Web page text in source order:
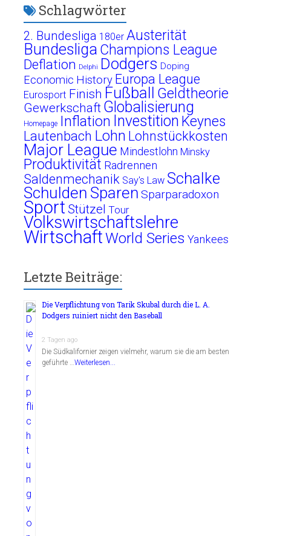
Schlagwörter
2. Bundesliga 180er Austerität
Bundesliga Champions League
Deflation Delphi Dodgers Doping
Economic History Europa League
Eurosport Finish Fußball Geldtheorie
Gewerkschaft Globalisierung
Homepage Inflation Investition Keynes
Lautenbach Lohn Lohnstückkosten
Major League Mindestlohn Minsky
Produktivität Radrennen
Saldenmechanik Say's Law Schalke
Schulden Sparen Sparparadoxon
Sport Stützel Tour
Volkswirtschaftslehre
WirtschaftWorld Series Yankees
Letzte Beiträge:
Die Verpflichtung von Tarik Skubal durch die L. A.
Dodgers ruiniert nicht den Baseball
2 Tagen ago
Die Südkalifornier zeigen vielmehr, warum sie die am besten
geführte …Weiterlesen...